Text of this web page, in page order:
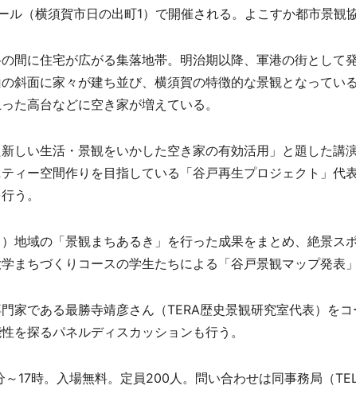
ル（横須賀市日の出町1）で開催される。よこすか都市景観
間に住宅が広がる集落地帯。明治期以降、軍港の街として
斜面に家々が建ち並び、横須賀の特徴的な景観となっている
た高台などに空き家が増えている。
しい生活・景観をいかした空き家の有効活用」と題した講
ィー空間作りを目指している「谷戸再生プロジェクト」代
う。
地域の「景観まちあるき」を行った成果をまとめ、絶景ス
まちづくりコースの学生たちによる「谷戸景観マップ発表」
家である最勝寺靖彦さん（TERA歴史景観研究室代表）を
を探るパネルディスカッションも行う。
17時。入場無料。定員200人。問い合わせは同事務局（